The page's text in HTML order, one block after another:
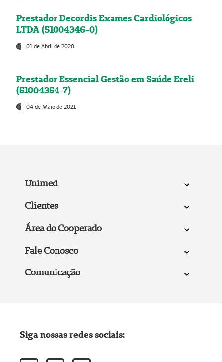
Prestador Decordis Exames Cardiológicos
LTDA (51004346-0)
01 de Abril de 2020
Prestador Essencial Gestão em Saúde Ereli
(51004354-7)
04 de Maio de 2021
Unimed
Clientes
Área do Cooperado
Fale Conosco
Comunicação
Siga nossas redes sociais: